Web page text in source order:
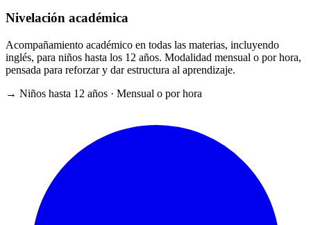
Nivelación académica
Acompañamiento académico en todas las materias, incluyendo
inglés, para niños hasta los 12 años. Modalidad mensual o por hora,
pensada para reforzar y dar estructura al aprendizaje.
→ Niños hasta 12 años · Mensual o por hora